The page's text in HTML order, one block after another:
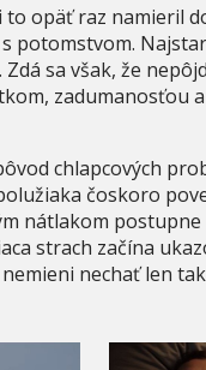
opäť raz namieril
potomstvom.
sa však, že
zadumanosťou
chlapcových
čoskoro
nátlakom
strach začína
nechať len